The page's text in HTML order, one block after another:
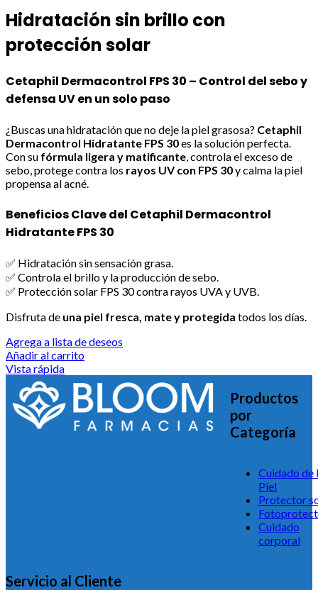
Hidratación sin brillo con
protección solar
Cetaphil Dermacontrol FPS 30 – Control del sebo y
defensa UV en un solo paso
¿Buscas una hidratación que no deje la piel grasosa? Cetaphil
Dermacontrol Hidratante FPS 30es la solución perfecta.
Con su fórmula ligera y matificante, controla el exceso de
sebo, protege contra los rayos UV con FPS 30y calma la piel
propensa al acné.
Beneficios Clave del Cetaphil Dermacontrol
Hidratante FPS 30
✅ Hidratación sin sensación grasa.
✅ Controla el brillo y la producción de sebo.
✅ Protección solar FPS 30 contra rayos UVA y UVB.
Disfruta de una piel fresca, mate y protegida todos los días.
Agrega a lista de deseos
Añadir al carrito
Vista rápida
Productos
por
Categoría
Cuidado de
Piel
Protector
Cuidado
corporal
Servicio al Cliente